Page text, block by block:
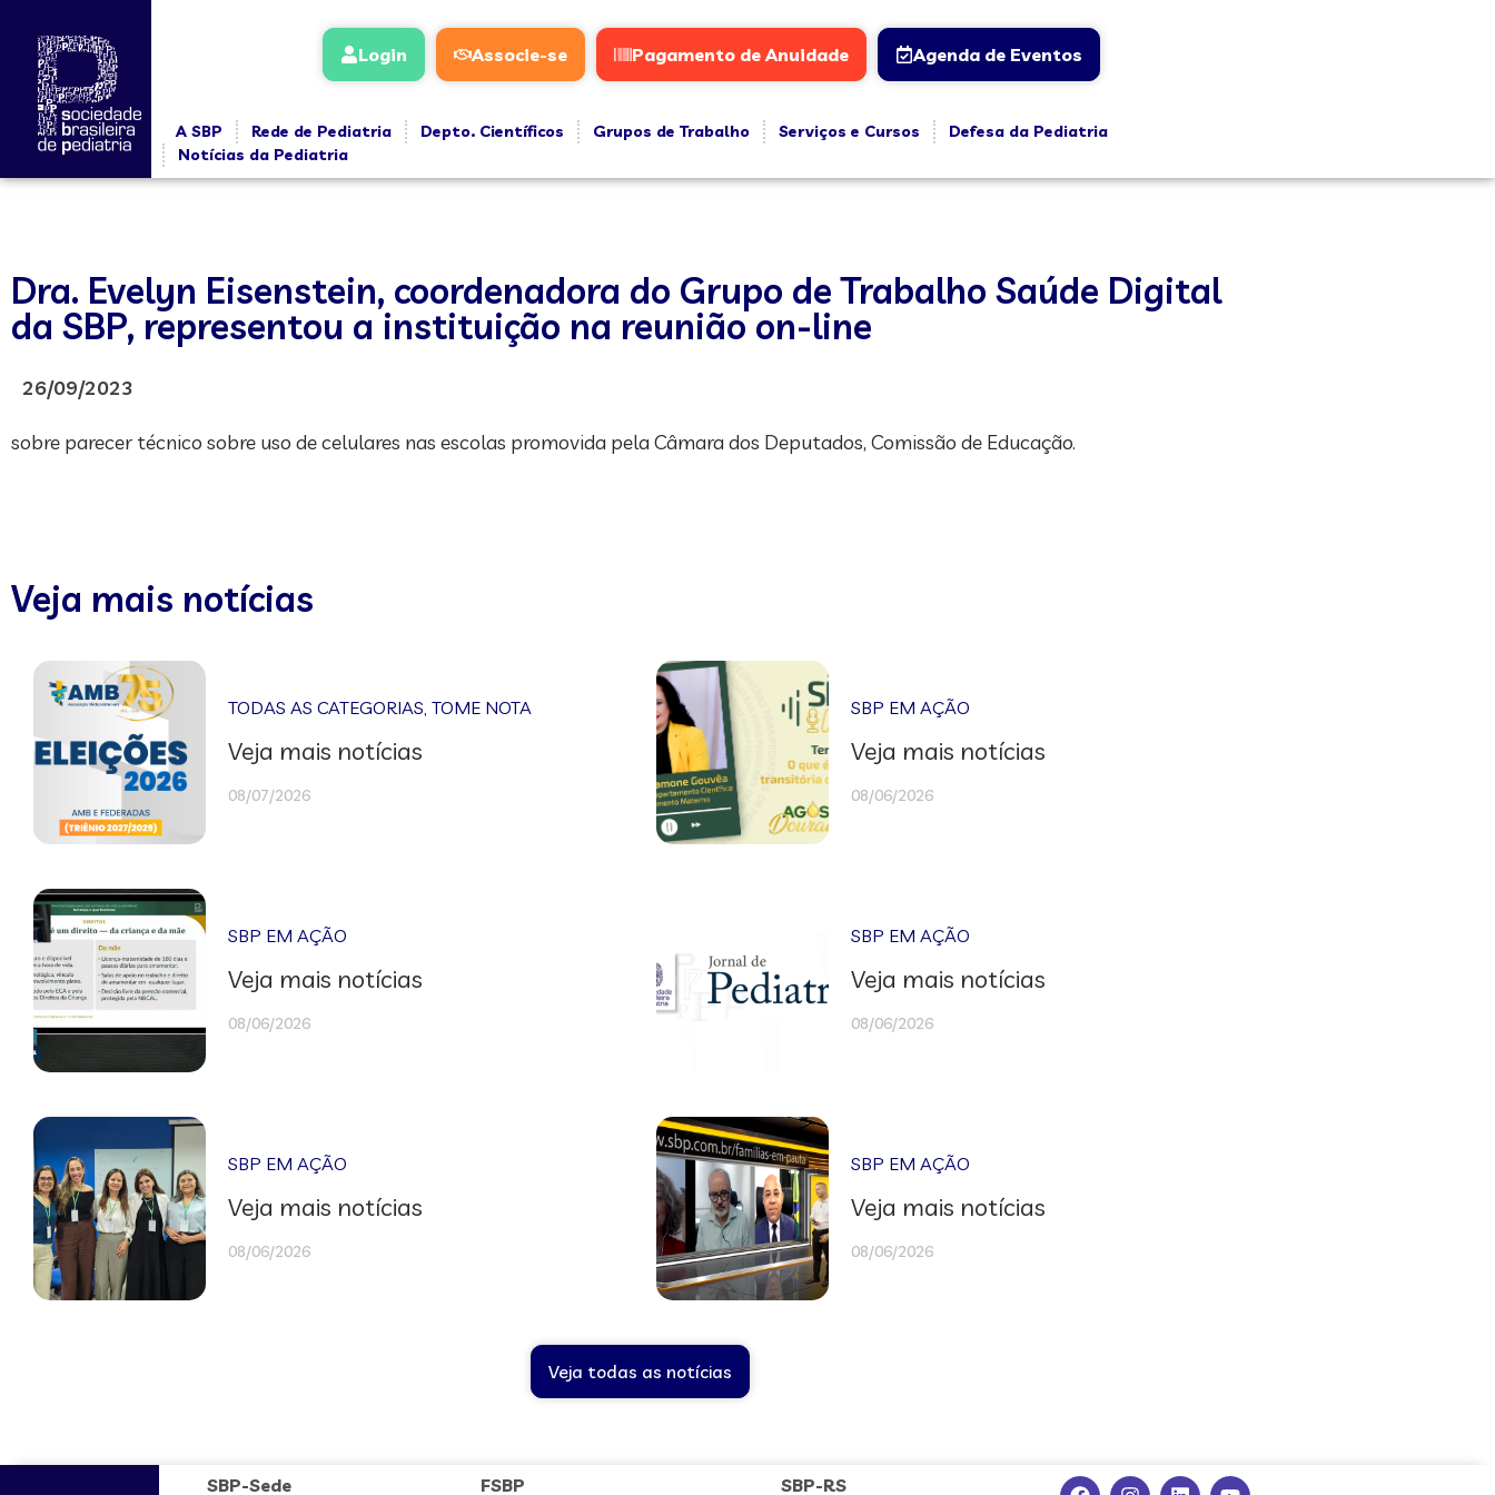
Login Associe-se Pagamento de Anuidade Agenda de Eventos
A SBP Rede de Pediatria Depto. Científicos Grupos de Trabalho Serviços e Cursos
Defesa da Pediatria
Notícias da Pediatria
Dra. Evelyn Eisenstein, coordenadora do Grupo de Trabalho Saúde Digital
da SBP, representou a instituição na reunião on-line
26/09/2023
sobre parecer técnico sobre uso de celulares nas escolas promovida pela Câmara dos Deputados, Comissão de Educação.
Veja mais notícias
TODAS AS CATEGORIAS,TOME NOTA
Veja mais notícias
08/07/2026
SBP EM AÇÃO
Veja mais notícias
08/06/2026
SBP EM AÇÃO
Veja mais notícias
08/06/2026
SBP EM AÇÃO
Veja mais notícias
08/06/2026
SBP EM AÇÃO
Veja mais notícias
08/06/2026
SBP EM AÇÃO
Veja mais notícias
08/06/2026
Veja todas as notícias
SBP-Sede FSBP SBP-RS